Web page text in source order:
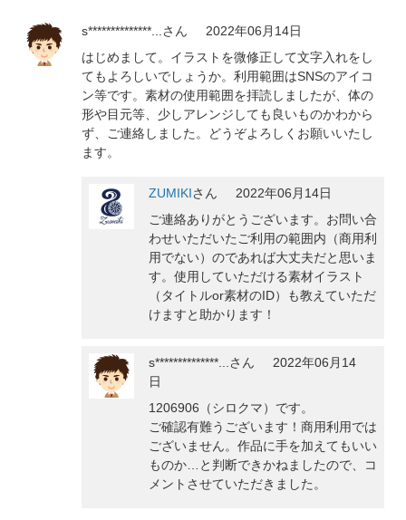
s**************... さん
2022年06月14日
はじめまして。イラストを微修正して文字入れをし
てもよろしいでしょうか。利用範囲はSNSのアイコ
ン等です。素材の使用範囲を拝読しましたが、体の
形や目元等、少しアレンジしても良いものかわから
ず、ご連絡しました。どうぞよろしくお願いいたし
ます。
ZUMIKIさん
2022年06月14日
ご連絡ありがとうございます。お問い合
わせいただいたご利用の範囲内（商用利
用でない）のであれば大丈夫だと思いま
す。使用していただける素材イラスト
（タイトルor素材のID）も教えていただ
けますと助かります！
s**************... さん
2022年06月14
日
1206906（シロクマ）です。
ご確認有難うございます！商用利用では
ございません。作品に手を加えてもいい
ものか…と判断できかねましたので、コ
メントさせていただきました。